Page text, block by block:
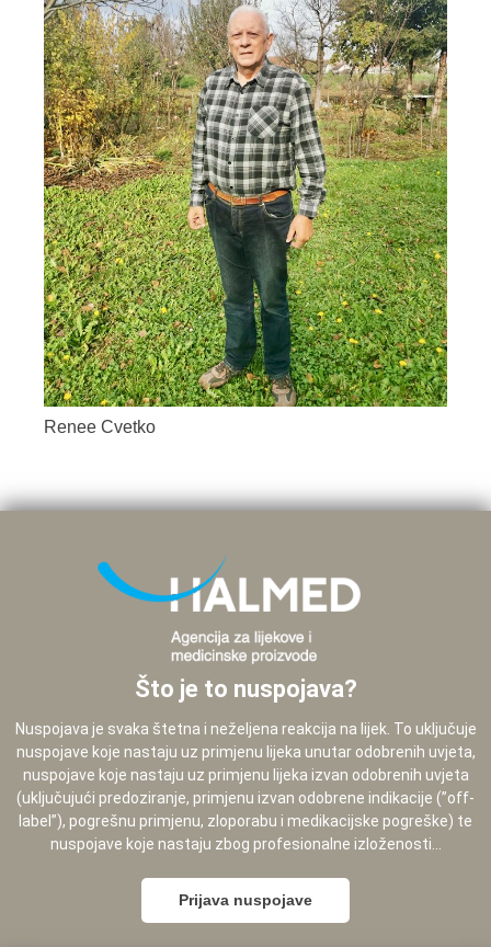
Renee Cvetko
Što je to nuspojava?
Nuspojava je svaka štetna i neželjena reakcija na lijek. To uključuje
nuspojave koje nastaju uz primjenu lijeka unutar odobrenih uvjeta,
nuspojave koje nastaju uz primjenu lijeka izvan odobrenih uvjeta
(uključujući predoziranje, primjenu izvan odobrene indikacije (”off-
label”), pogrešnu primjenu, zloporabu i medikacijske pogreške) te
nuspojave koje nastaju zbog profesionalne izloženosti...
Prijava nuspojave